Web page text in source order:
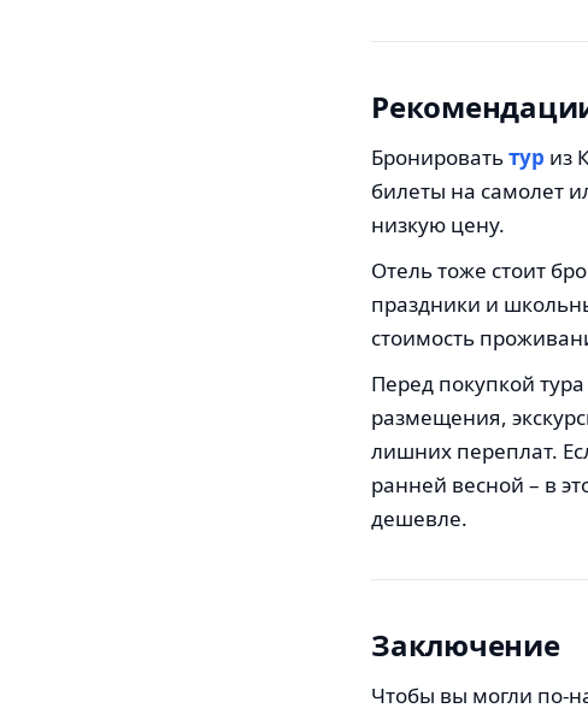
Бронироватьтур из
билеты на самолет
низкую цену.
Отель тоже стоит
праздники и
стоимость
Перед покупкой
размещения,
лишних переплат.
ранней весной – в
дешевле.
Заключение
Чтобы вы могли по-